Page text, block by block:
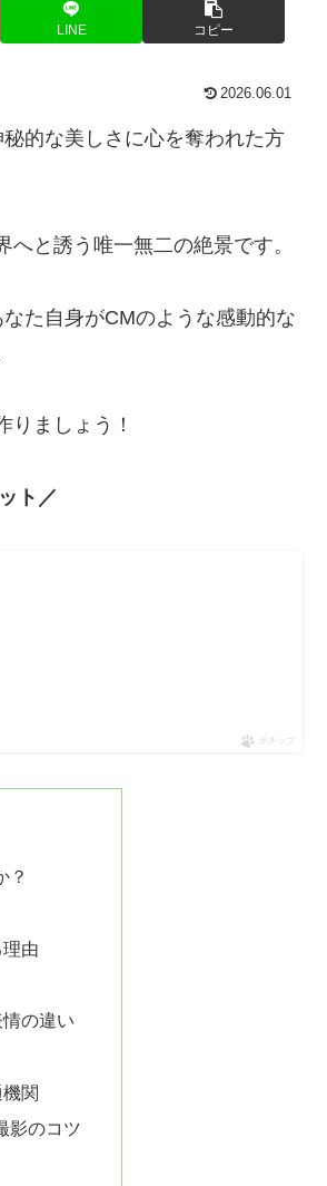
LINE コピー
2026.06.01
的な美しさに心を奪われた方
と誘う唯一無二の絶景です。
た自身がCMのような感動的な
ましょう！
ト／
ポチップ
？
由
の違い
関
影のコツ